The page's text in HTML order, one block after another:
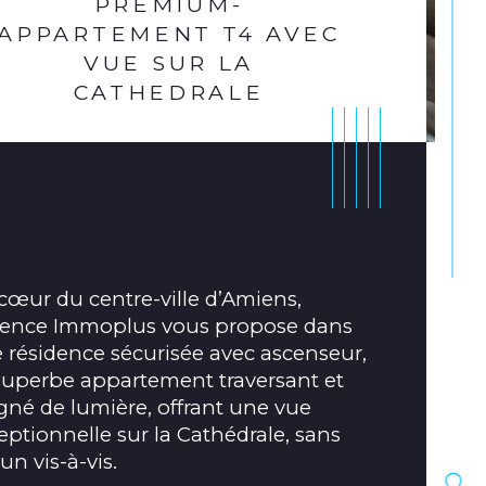
T4 AVEC
VUE SUR LA
CATHEDRALE
Valeurs
du centre-ville d’Amiens,
Immoplus vous propose dans
résidence sécurisée avec ascenseur,
appartement traversant et
de lumière, offrant une vue
sur la Cathédrale, sans
vis-à-vis.